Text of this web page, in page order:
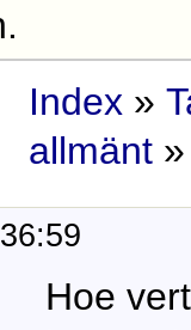
Index »
allmänt
Hoe